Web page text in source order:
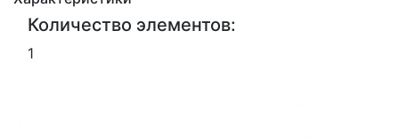
Количество элементов:
1